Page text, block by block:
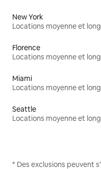
New York
Florence
Miami
Seattle
* Des exclusions peuvent